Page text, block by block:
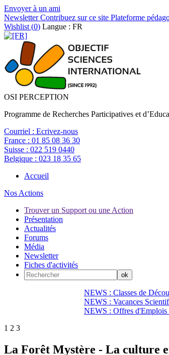
Envoyer à un ami
NewsletterContribuez sur ce site Plateforme
Wishlist (0) Langue : FR
OSI PERCEPTION
Programme de Recherches Participatives et
Courriel : Ecrivez-nous
France : 01 85 08 36 30
Suisse : 022 519 0440
Belgique : 023 18 35 65
Accueil
Nos Actions
Trouver un Support ou une Action
Présentation
Actualités
Forums
Média
Newsletter
Fiches d'activités
NEWS : Classes de
NEWS : Vacances
NEWS : Offres d'Emplois
1 2 3
La Forêt Mystère - La culture